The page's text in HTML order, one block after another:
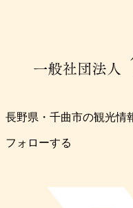
長野県・千曲市の観光情
フォローする